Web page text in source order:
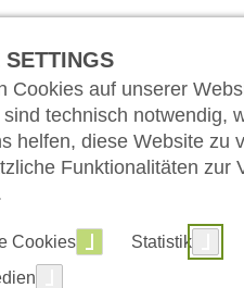
Der Campus Unser
Cookies auf unserer
technisch notwendig,
helfen, diese Website zu
Funktionalitäten zur
Cookies
Statistik